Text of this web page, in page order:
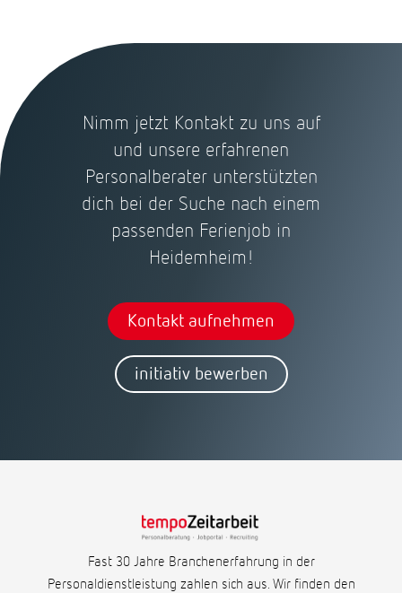
Nimm jetzt Kontakt zu uns auf
und unsere erfahrenen
Personalberater unterstützten
dich bei der Suche nach einem
passenden Ferienjob in
Heidemheim!
Kontakt aufnehmen
initiativ bewerben
Fast 30 Jahre Branchenerfahrung in der
Personaldienstleistung zahlen sich aus. Wir finden den